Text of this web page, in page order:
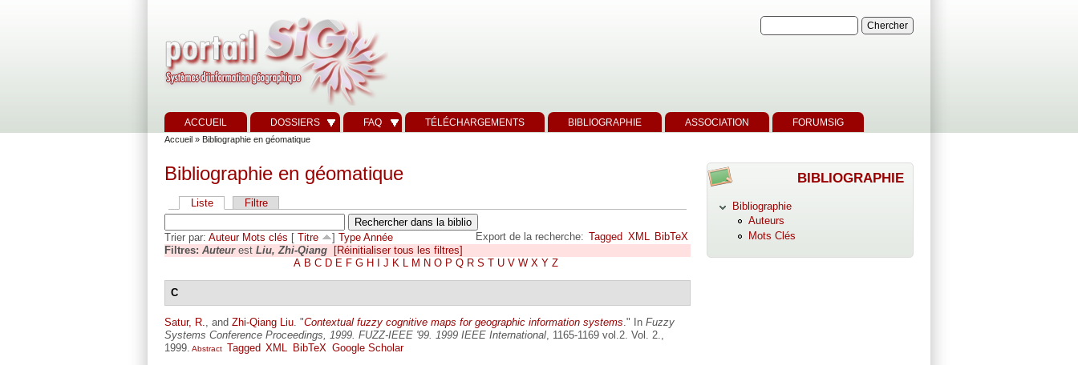
ACCUEIL DOSSIERS FAQ TÉLÉCHARGEMENTS BIBLIOGRAPHIE ASSOCIATION FORUMSIG
Accueil » Bibliographie en géomatique
Bibliographie en géomatique
Liste Filtre
Export de la recherche: Tagged XML BibTeX
Trier par: Auteur Mots clés [ Titre ] Type Année
Filtres: Auteurest Liu, Zhi-Qiang
[Réinitialiser tous les filtres]
A B C D E F G H J K L M N O P Q R S T U V W X Y Z
C
Satur, R. , and Zhi-Qiang Liu "Contextual fuzzy cognitive maps for geographic information systems ." In Fuzzy
Systems Conference Proceedings, 1999. FUZZ-IEEE '99. 1999 IEEE International , 1165-1169 vol.2. Vol. 2.,
1999. Abstract Tagged XML BibTeX Google Scholar
BIBLIOGRAPHIE
Bibliographie
Auteurs
Mots Clés